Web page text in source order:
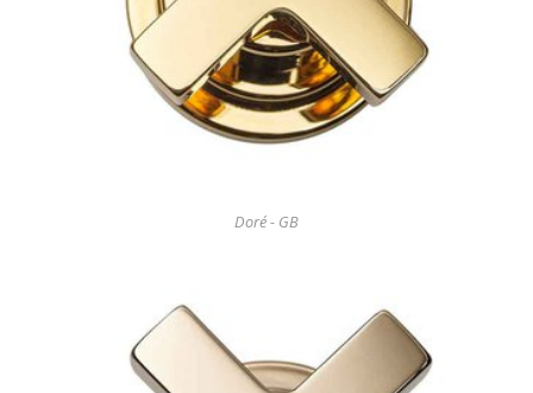
Doré - GB